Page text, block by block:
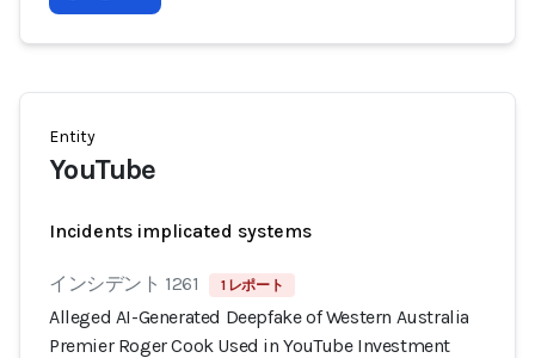
Entity
YouTube
Incidents implicated systems
インシデント 1261 1 レポート
Alleged AI-Generated Deepfake of Western Australia
Premier Roger Cook Used in YouTube Investment